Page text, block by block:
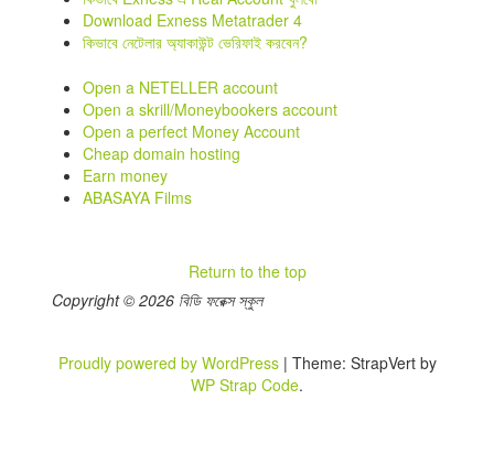
Download Exness Metatrader 4
কিভাবে নেটেলার অ্যাকাউন্ট ভেরিফাই করবেন?
Open a NETELLER account
Open a skrill/Moneybookers account
Open a perfect Money Account
Cheap domain hosting
Earn money
ABASAYA Films
Return to the top
Copyright © 2026 বিডি ফরেক্স স্কুল
Proudly powered by WordPress | Theme: StrapVert by
WP Strap Code.